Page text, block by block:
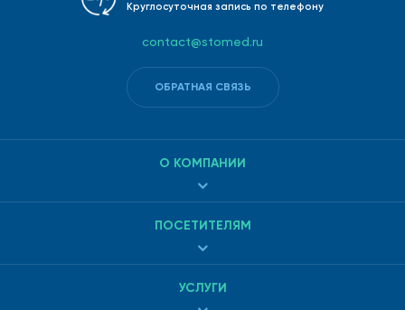
О КОМПАНИИ
ПОСЕТИТЕЛЯМ
УСЛУГИ
Круглосуточная запись по телефону
contact@stomed.ru
ОБРАТНАЯ СВЯЗЬ